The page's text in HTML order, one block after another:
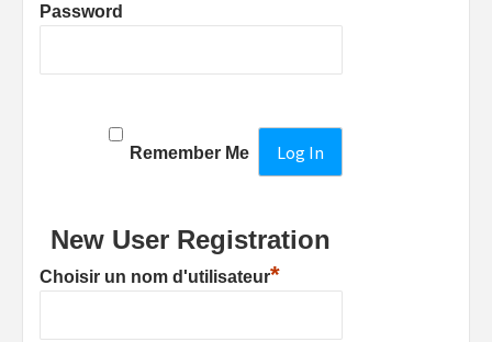
Password
Remember Me
New User Registration
Choisir un nom d'utilisateur*